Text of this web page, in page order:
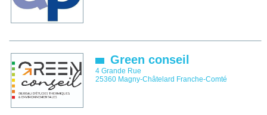
Green conseil
4 Grande Rue
25360 Magny-Châtelard Franche-Comté